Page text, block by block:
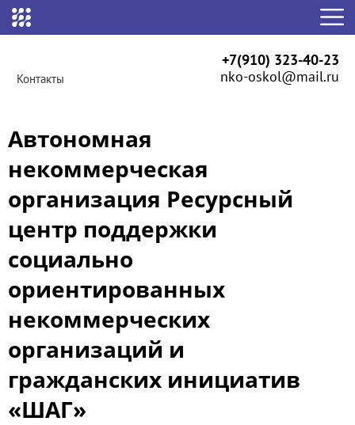
Контакты
+7(910) 323-40-23
nko-oskol@mail.ru
Автономная
некоммерческая
организация Ресурсный
центр поддержки
социально
ориентированных
некоммерческих
организаций и
гражданских инициатив
«ШАГ»